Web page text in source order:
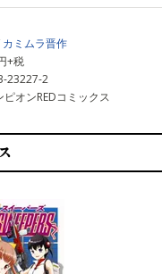
カミムラ晋作
+税
23227-2
オンREDコミックス